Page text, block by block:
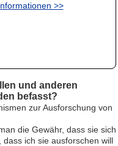
>>
und anderen
befasst?
zur Ausforschung von
die Gewähr, dass sie sich
ich sie ausforschen will